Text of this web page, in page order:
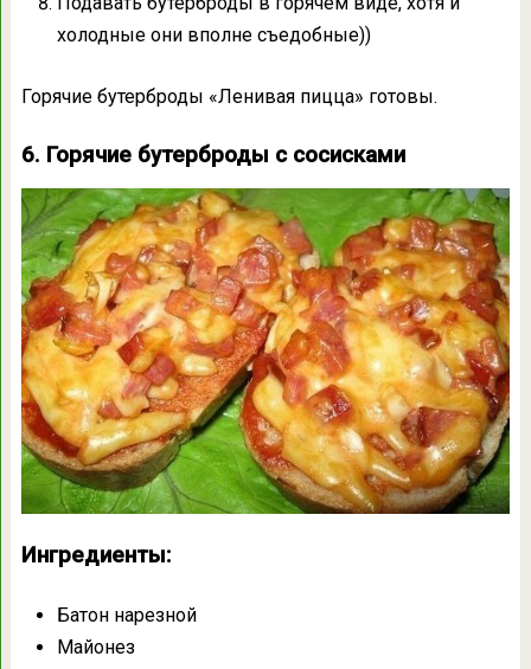
холодные они вполне съедобные))
Горячие бутерброды «Ленивая пицца» готовы.
6. Горячие бутерброды с сосисками
Ингредиенты:
Батон нарезной
Майонез